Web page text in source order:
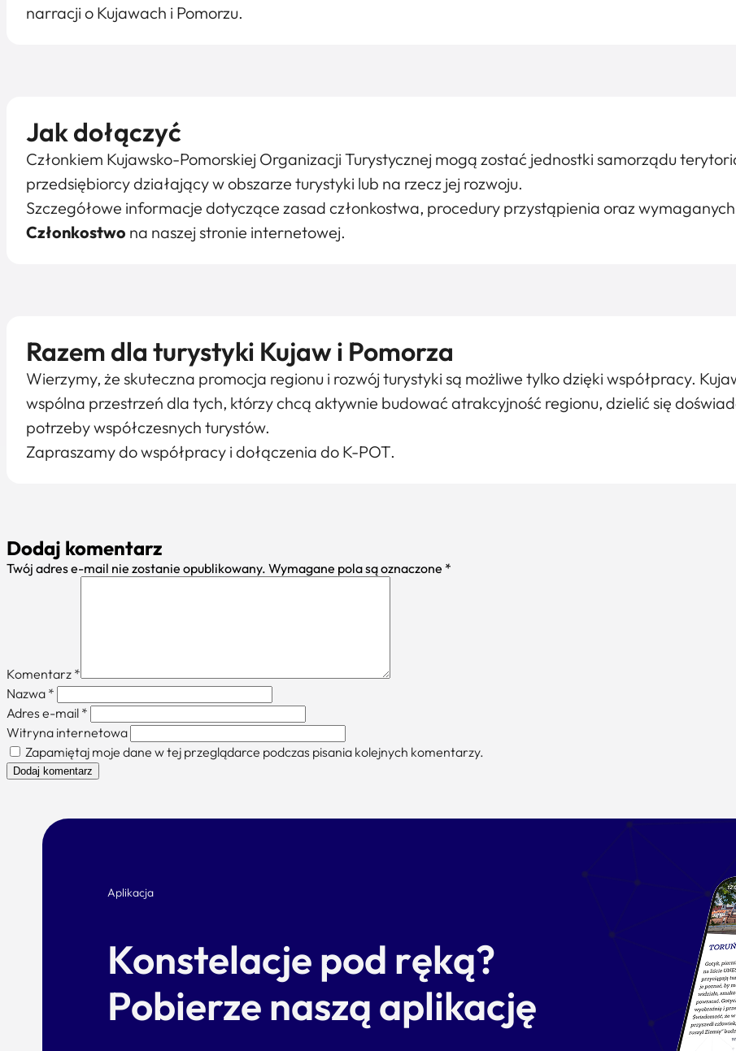
narracji o Kujawach i Pomorzu.
Jak dołączyć
Członkiem Kujawsko-Pomorskiej Organizacji Turystycznej mogą zostać jednostki samorządu
przedsiębiorcy działający w obszarze turystyki lub na rzecz jej rozwoju.
Szczegółowe informacje dotyczące zasad członkostwa, procedury przystąpienia oraz
Członkostwo na naszej stronie internetowej.
Razem dla turystyki Kujaw i Pomorza
Wierzymy, że skuteczna promocja regionu i rozwój turystyki są możliwe tylko dzięki współpracy.
wspólna przestrzeń dla tych, którzy chcą aktywnie budować atrakcyjność regionu, dzielić się
potrzeby współczesnych turystów.
Zapraszamy do współpracy i dołączenia do K-POT.
Dodaj komentarz
Twój adres e-mail nie zostanie opublikowany. Wymagane pola są oznaczone *
Komentarz *
Nazwa *
Adres e-mail *
Witryna internetowa
Zapamiętaj moje dane w tej przeglądarce podczas pisania kolejnych komentarzy.
Aplikacja
Konstelacje pod ręką?
Pobierze naszą aplikację